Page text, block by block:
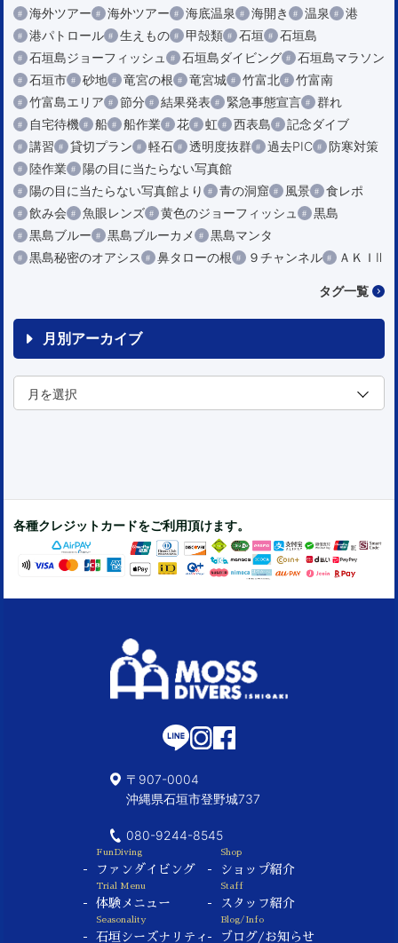
海外ツアー
海外ツアー 海底温泉 海開き 温泉
港
港パトロール
生えもの 甲殻類 石垣
石垣島
石垣島ジョーフィッシュ
石垣島ダイビング
石垣島マラソン
石垣市
砂地 竜宮の根 竜宮城 竹富北
竹富南
竹富島エリア
節分 結果発表 緊急事態宣言
群れ
自宅待機
船 船作業 花 虹 西表島
記念ダイブ
講習
貸切プラン 軽石 透明度抜群 過去PIC
防寒対策
陸作業
陽の目に当たらない写真館
陽の目に当たらない写真館より
青の洞窟 風景
食レポ
飲み会
魚眼レンズ 黄色のジョーフィッシュ
黒島
黒島ブルー
黒島ブルーカメ
黒島マンタ
黒島秘密のオアシス
鼻タローの根 ９チャンネル ＡＫＩⅡ
タグ一覧
月別アーカイブ
各種クレジットカードをご利用頂けます。
〒907-0004
沖縄県石垣市登野城737
080-9244-8545
FunDiving
ファンダイビング
Trial Menu
体験メニュー
Seasonality
石垣シーズナリティ
Shop
ショップ紹介
Staff
スタッフ紹介
Blog/Info
ブログ/お知らせ